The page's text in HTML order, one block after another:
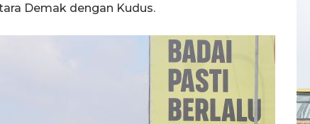
Demak dengan Kudus.